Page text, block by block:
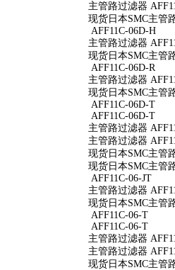
主管路过滤器
现货日本SMC主管
AFF11C-06D-H
主管路过滤器
现货日本SMC主管
AFF11C-06D-R
主管路过滤器
现货日本SMC主管
AFF11C-06D-T
AFF11C-06D-T
主管路过滤器
主管路过滤器
现货日本SMC主管
现货日本SMC主管
AFF11C-06-JT
主管路过滤器
现货日本SMC主管
AFF11C-06-T
AFF11C-06-T
主管路过滤器
主管路过滤器
现货日本SMC主管